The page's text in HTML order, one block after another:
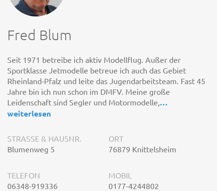
Fred Blum
Seit 1971 betreibe ich aktiv Modellflug. Außer der
Sportklasse Jetmodelle betreue ich auch das Gebiet
Rheinland-Pfalz und leite das Jugendarbeitsteam. Fast 45
Jahre bin ich nun schon im DMFV. Meine große
Leidenschaft sind Segler und Motormodelle, …
weiterlesen
STRASSE & HAUSNR.
Blumenweg 5
ORT
76879 Knittelsheim
TELEFON
06348-919336
MOBIL
0177-4244802